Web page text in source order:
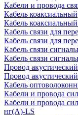
Кабели и провода
Кабель коаксиальный
Кабель
Кабель связи для
Кабель связи для
Кабель связи
Кабель связи
Провод акустический
Провод
Кабель
Кабели и провода
Кабели и провода
нг(А)-LS